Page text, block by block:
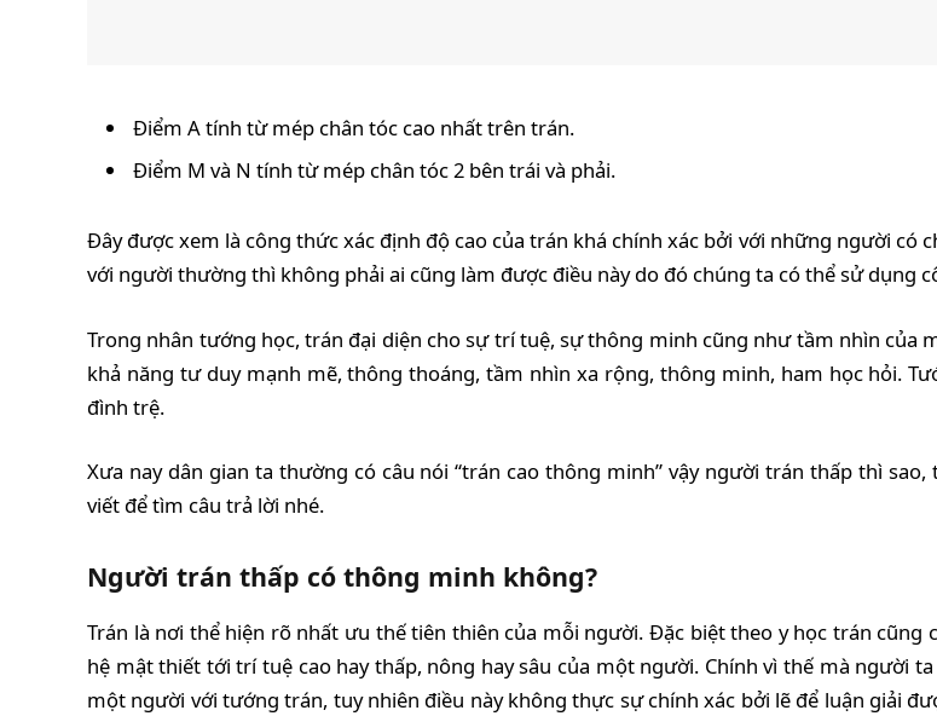
Điểm A tính từ mép chân tóc cao nhất trên trán.
Điểm M và N tính từ mép chân tóc 2 bên trái và phải.
Đây được xem là công thức xác định độ cao của trán khá chính xác bởi với những người
với người thường thì không phải ai cũng làm được điều này do đó chúng ta có thể sử dụng
Trong nhân tướng học, trán đại diện cho sự trí tuệ, sự thông minh cũng như tầm nhìn của
khả năng tư duy mạnh mẽ, thông thoáng, tầm nhìn xa rộng, thông minh, ham học hỏi.
đình trệ.
Xưa nay dân gian ta thường có câu nói “trán cao thông minh” vậy người trán thấp thì
viết để tìm câu trả lời nhé.
Người trán thấp có thông minh không?
Trán là nơi thể hiện rõ nhất ưu thế tiên thiên của mỗi người. Đặc biệt theo y học trán
hệ mật thiết tới trí tuệ cao hay thấp, nông hay sâu của một người. Chính vì thế mà người
một người với tướng trán, tuy nhiên điều này không thực sự chính xác bởi lẽ để luận giải